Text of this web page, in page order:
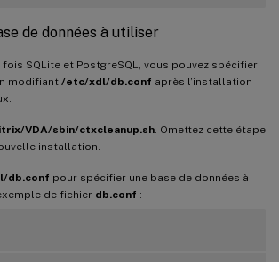
de données à utiliser
SQLite et PostgreSQL, vous pouvez spécifier
modifiant /etc/xdl/db.conf après l’installation
VDA/sbin/ctxcleanup.sh . Omettez cette étape
installation.
db.conf pour spécifier une base de données à
de fichier db.conf :